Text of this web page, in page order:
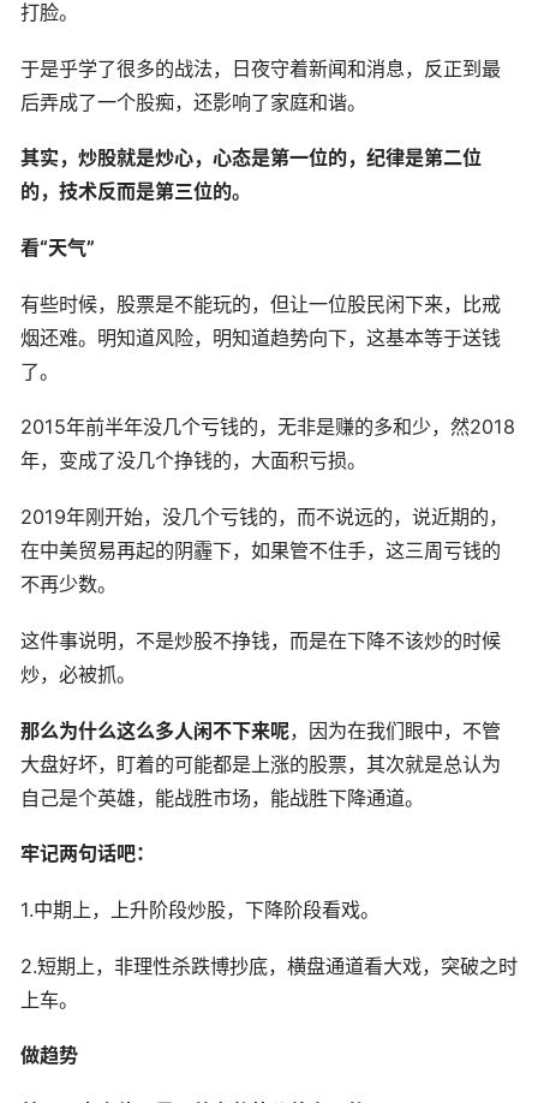
打脸。
于是乎学了很多的战法，日夜守着新闻和消息，反正到最
后弄成了一个股痴，还影响了家庭和谐。
其实，炒股就是炒心，心态是第一位的，纪律是第二位
的，技术反而是第三位的。
看“天气”
有些时候，股票是不能玩的，但让一位股民闲下来，比戒
烟还难。明知道风险，明知道趋势向下，这基本等于送钱
了。
2015年前半年没几个亏钱的，无非是赚的多和少，然2018
年，变成了没几个挣钱的，大面积亏损。
2019年刚开始，没几个亏钱的，而不说远的，说近期的，
在中美贸易再起的阴霾下，如果管不住手，这三周亏钱的
不再少数。
这件事说明，不是炒股不挣钱，而是在下降不该炒的时候
炒，必被抓。
那么为什么这么多人闲不下来呢，因为在我们眼中，不管
大盘好坏，盯着的可能都是上涨的股票，其次就是总认为
自己是个英雄，能战胜市场，能战胜下降通道。
牢记两句话吧：
1.中期上，上升阶段炒股，下降阶段看戏。
2.短期上，非理性杀跌博抄底，横盘通道看大戏，突破之时
上车。
做趋势